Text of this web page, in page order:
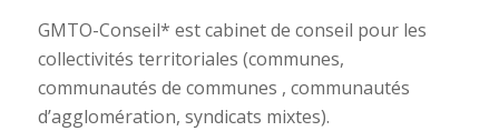
GMTO-Conseil* est cabinet de conseil pour les
collectivités territoriales (communes,
communautés de communes , communautés
d’agglomération, syndicats mixtes).